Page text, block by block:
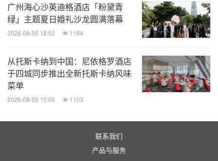
广州海心沙英迪格酒店「粉黛青
绿」主题夏日婚礼沙龙圆满落幕
2026-08-05 18:02 1184
从托斯卡纳到中国：尼依格罗酒店
于四城同步推出全新托斯卡纳风味
菜单
2026-08-05 10:00 1103
联系我们
产品与服务